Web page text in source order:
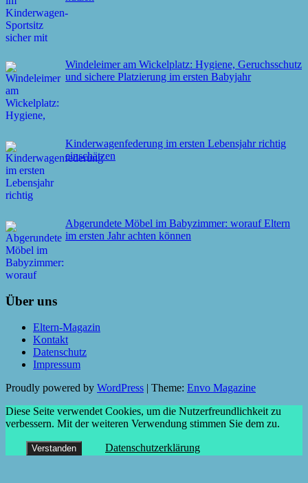
Windeleimer am Wickelplatz: Hygiene, Geruchsschutz
und sichere Platzierung im ersten Babyjahr
Kinderwagenfederung im ersten Lebensjahr richtig
einschätzen
Abgerundete Möbel im Babyzimmer: worauf Eltern
im ersten Jahr achten können
Über uns
Eltern-Magazin
Kontakt
Datenschutz
Impressum
Proudly powered by WordPress | Theme: Envo Magazine
Diese Seite verwendet Cookies, um die Nutzerfreundlichkeit zu
verbessern. Mit der weiteren Verwendung stimmen Sie dem zu.
Verstanden Datenschutzerklärung